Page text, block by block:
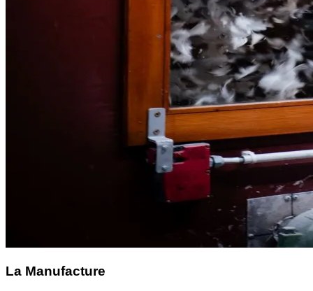
La Manufacture